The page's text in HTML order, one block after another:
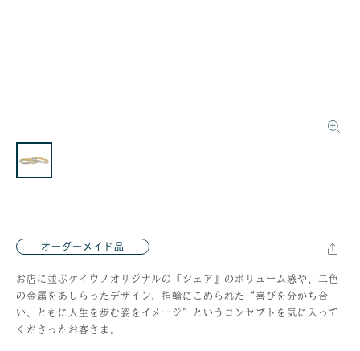
オーダーメイド品
お店に並ぶケイウノオリジナルの『シェア』のボリューム感や、二色
の金属をあしらったデザイン、指輪にこめられた“喜びを分かち合
い、ともに人生を歩む姿をイメージ”というコンセプトを気に入って
くださったお客さま。